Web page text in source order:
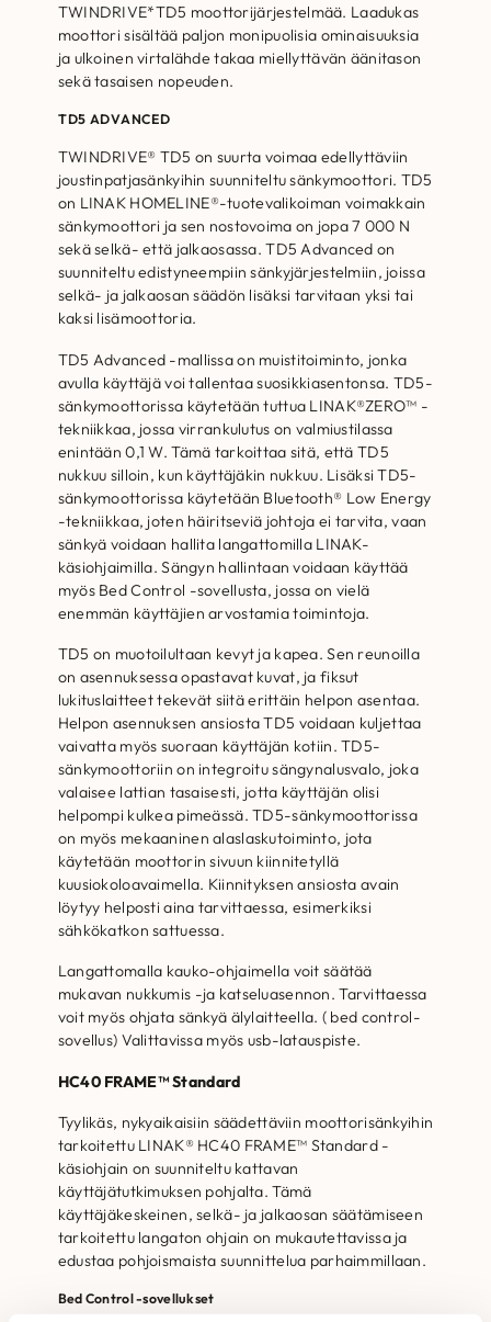
TWINDRIVE*TD5 moottorijärjestelmää. Laadukas
moottori sisältää paljon monipuolisia ominaisuuksia
ja ulkoinen virtalähde takaa miellyttävän äänitason
sekä tasaisen nopeuden.
TD5 ADVANCED
TWINDRIVE® TD5 on suurta voimaa edellyttäviin
joustinpatjasänkyihin suunniteltu sänkymoottori. TD5
on LINAK HOMELINE®-tuotevalikoiman voimakkain
sänkymoottori ja sen nostovoima on jopa 7 000 N
sekä selkä- että jalkaosassa. TD5 Advanced on
suunniteltu edistyneempiin sänkyjärjestelmiin, joissa
selkä- ja jalkaosan säädön lisäksi tarvitaan yksi tai
kaksi lisämoottoria.
TD5 Advanced -mallissa on muistitoiminto, jonka
avulla käyttäjä voi tallentaa suosikkiasentonsa. TD5-
sänkymoottorissa käytetään tuttua LINAK®ZERO™ -
tekniikkaa, jossa virrankulutus on valmiustilassa
enintään 0,1 W. Tämä tarkoittaa sitä, että TD5
nukkuu silloin, kun käyttäjäkin nukkuu. Lisäksi TD5-
sänkymoottorissa käytetään Bluetooth® Low Energy
-tekniikkaa, joten häiritseviä johtoja ei tarvita, vaan
sänkyä voidaan hallita langattomilla LINAK-
käsiohjaimilla. Sängyn hallintaan voidaan käyttää
myös Bed Control -sovellusta, jossa on vielä
enemmän käyttäjien arvostamia toimintoja.
TD5 on muotoilultaan kevyt ja kapea. Sen reunoilla
on asennuksessa opastavat kuvat, ja fiksut
lukituslaitteet tekevät siitä erittäin helpon asentaa.
Helpon asennuksen ansiosta TD5 voidaan kuljettaa
vaivatta myös suoraan käyttäjän kotiin. TD5-
sänkymoottoriin on integroitu sängynalusvalo, joka
valaisee lattian tasaisesti, jotta käyttäjän olisi
helpompi kulkea pimeässä. TD5-sänkymoottorissa
on myös mekaaninen alaslaskutoiminto, jota
käytetään moottorin sivuun kiinnitetyllä
kuusiokoloavaimella. Kiinnityksen ansiosta avain
löytyy helposti aina tarvittaessa, esimerkiksi
sähkökatkon sattuessa.
Langattomalla kauko-ohjaimella voit säätää
mukavan nukkumis -ja katseluasennon. Tarvittaessa
voit myös ohjata sänkyä älylaitteella. ( bed control-
sovellus) Valittavissa myös usb-latauspiste.
HC40 FRAME™ Standard
Tyylikäs, nykyaikaisiin säädettäviin moottorisänkyihin
tarkoitettu LINAK® HC40 FRAME™ Standard -
käsiohjain on suunniteltu kattavan
käyttäjätutkimuksen pohjalta. Tämä
käyttäjäkeskeinen, selkä- ja jalkaosan säätämiseen
tarkoitettu langaton ohjain on mukautettavissa ja
edustaa pohjoismaista suunnittelua parhaimmillaan.
Bed Control -sovellukset